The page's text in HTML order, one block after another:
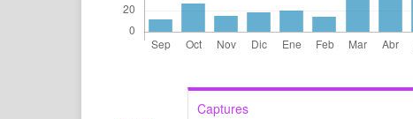
Captures